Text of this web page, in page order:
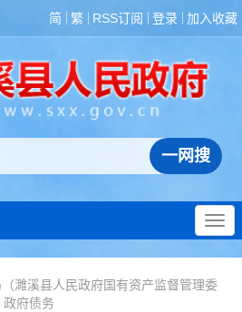
简 繁 RSS订阅 登录 加入收藏
濉溪县人民政府国有资产监督管理委
政府债务